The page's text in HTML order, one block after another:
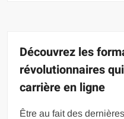
Découvrez les
révolutionnaires
carrière en ligne
Être au fait des